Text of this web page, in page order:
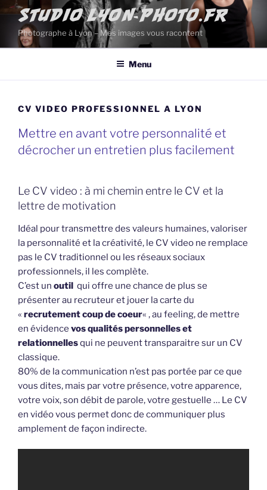
Aller
contenu
principal
STUDIO LYON-PHOTO.FR
Photographe à Lyon – Mes images vous racontent
Menu
CV VIDEO PROFESSIONNEL A LYON
Mettre en avant votre personnalité et
décrocher un entretien plus facilement
Le CV video : à mi chemin entre le CV et la
lettre de motivation
Idéal pour transmettre des valeurs humaines, valoriser
la personnalité et la créativité, le CV video ne remplace
pas le CV traditionnel ou les réseaux sociaux
professionnels, il les complète.
C’est un outil qui offre une chance de plus se
présenter au recruteur et jouer la carte du
« recrutement coup de coeur« , au feeling, de mettre
en évidence vos qualités personnelles et
relationnellesqui ne peuvent transparaitre sur un CV
classique.
80% de la communication n’est pas portée par ce que
vous dites, mais par votre présence, votre apparence,
votre voix, son débit de parole, votre gestuelle … Le CV
en vidéo vous permet donc de communiquer plus
amplement de façon indirecte.